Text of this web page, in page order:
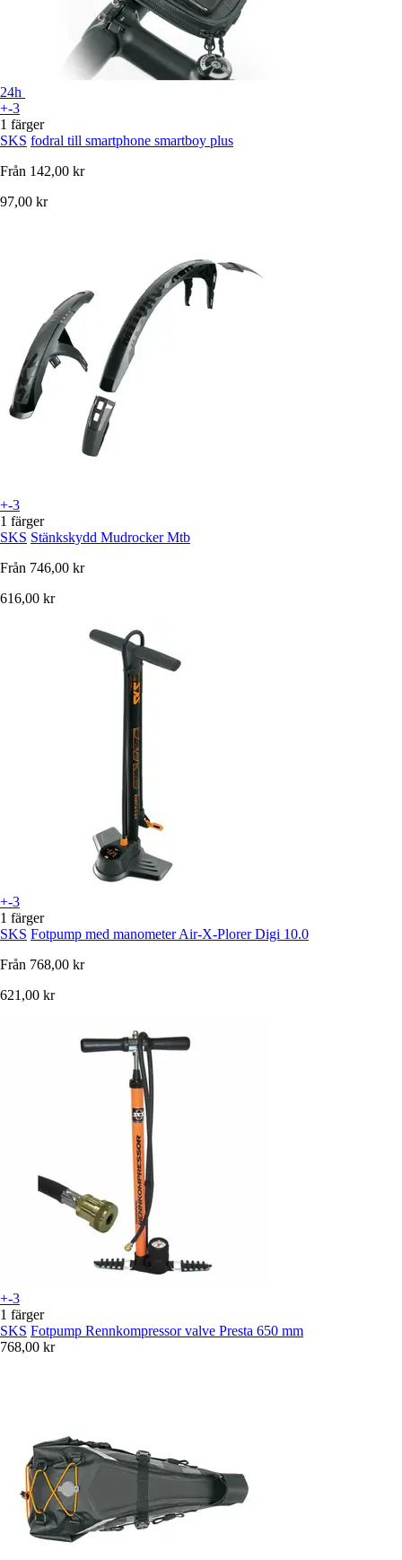
24h
+-3
1 färger
SKS fodral till smartphone smartboy plus
Från 142,00 kr
97,00 kr
+-3
1 färger
SKS Stänkskydd Mudrocker Mtb
Från 746,00 kr
616,00 kr
+-3
1 färger
SKS Fotpump med manometer Air-X-Plorer Digi 10.0
Från 768,00 kr
621,00 kr
+-3
1 färger
SKS Fotpump Rennkompressor valve Presta 650 mm
768,00 kr